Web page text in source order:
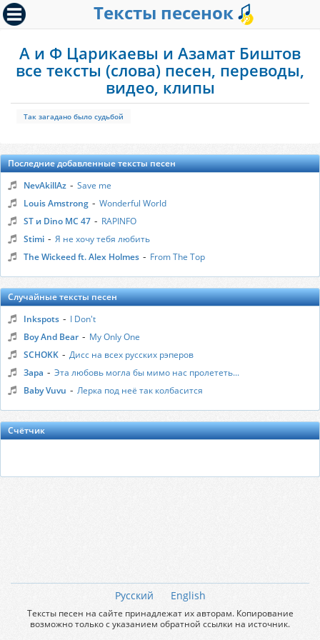
Тексты песенок
А и Ф Царикаевы и Азамат Биштов
все тексты (слова) песен, переводы,
видео, клипы
Так загадано было судьбой
Последние добавленные тексты песен
NevAkillAz - Save me
Louis Amstrong - Wonderful World
ST и Dino MC 47 - RAPINFO
Stimi - Я не хочу тебя любить
The Wickeed ft. Alex Holmes - From The Top
Случайные тексты песен
Inkspots - I Don't
Boy And Bear - My Only One
SCHOKK - Дисс на всех русских рэперов
Зара - Эта любовь могла бы мимо нас пролететь...
Baby Vuvu - Лерка под неё так колбасится
Счётчик
Русский English
Тексты песен на сайте принадлежат их авторам. Копирование
возможно только с указанием обратной ссылки на источник.